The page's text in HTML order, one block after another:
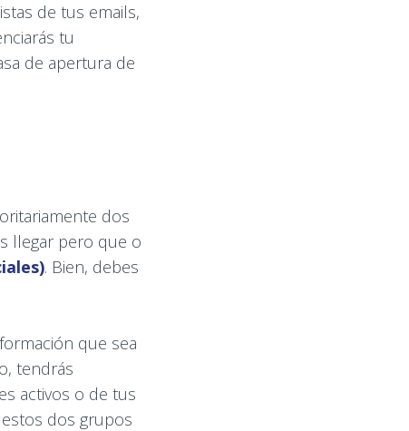
de tus emails,
tu
de apertura de
dos
llegar pero que o
. Bien, debes
que sea
tendrás
activos o de tus
dos grupos